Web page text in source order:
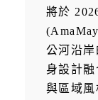
將於
公河沿
身設計
與區域